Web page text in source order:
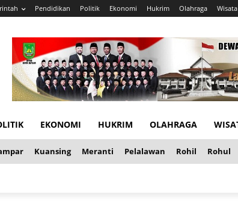
Pendidikan Politik Ekonomi Hukrim Olahraga Wisata
EKONOMI HUKRIM OLAHRAGA
Kuansing Meranti Pelalawan Rohil Rohul